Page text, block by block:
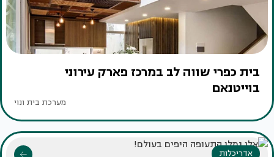
בית כפרי שווה לב במרכז פארק עירוני
בוייטנאם
מערכת בית ונוי
אדריכלות